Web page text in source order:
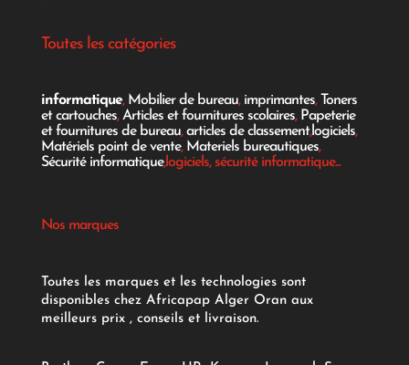
Toutes les catégories
informatique, Mobilier de bureau, imprimantes, Toners
et cartouches,Articles et fournitures scolaires, Papeterie
et fournitures de bureau,articles de classement,logiciels,
Matériels point de vente, Materiels bureautiques,
Sécurité informatique,logiciels, sécurité informatique...
Nos marques
Toutes les marques et les technologies sont
disponibles chez Africapap Alger Oran aux
meilleurs prix , conseils et livraison.